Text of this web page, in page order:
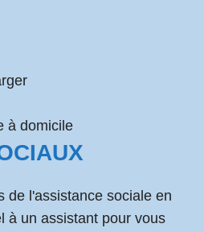
à domicile
de l'assistance sociale en
à un assistant pour vous